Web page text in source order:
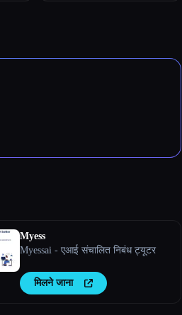
Myess
Myessai - एआई संचालित निबंध ट्यूटर
मिलने जाना